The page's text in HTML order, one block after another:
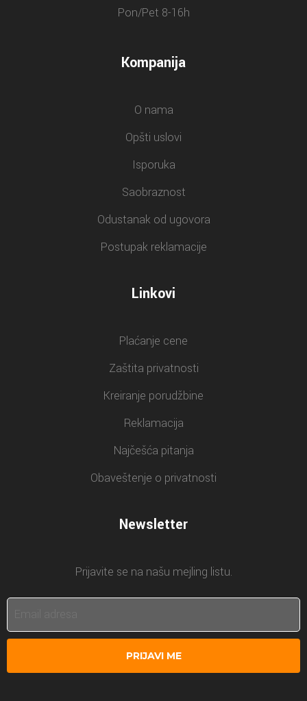
Pon/Pet 8-16h
Kompanija
O nama
Opšti uslovi
Isporuka
Saobraznost
Odustanak od ugovora
Postupak reklamacije
Linkovi
Plaćanje cene
Zaštita privatnosti
Kreiranje porudžbine
Reklamacija
Najčešća pitanja
Obaveštenje o privatnosti
Newsletter
Prijavite se na našu mejling listu.
PRIJAVI ME